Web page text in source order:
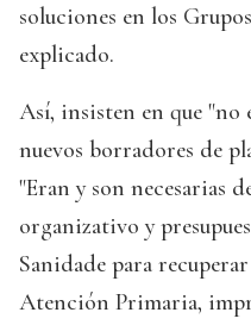
soluciones en los
explicado.
Así, insisten en que "no
nuevos borradores de
"Eran y son necesarias
organizativo y
Sanidade para
Atención Primaria,